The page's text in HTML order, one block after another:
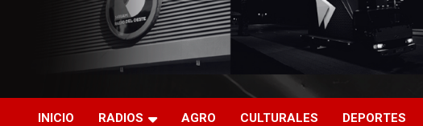
RO CONTENIDOS
INICIO RADIOS AGRO CULTURALES DEPORTES